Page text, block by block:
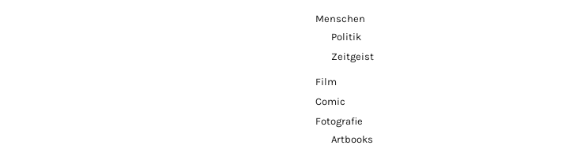
Menschen
Politik
Zeitgeist
Film
Comic
Fotografie
Artbooks